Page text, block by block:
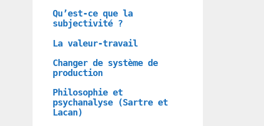
Qu’est-ce que la
subjectivité ?
La valeur-travail
Changer de système de
production
Philosophie et
psychanalyse (Sartre et
Lacan)